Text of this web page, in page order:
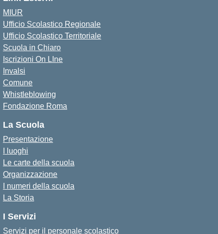
MIUR
Ufficio Scolastico Regionale
Ufficio Scolastico Territoriale
Scuola in Chiaro
Iscrizioni On LIne
Invalsi
Comune
Whistleblowing
Fondazione Roma
La Scuola
Presentazione
I luoghi
Le carte della scuola
Organizzazione
I numeri della scuola
La Storia
I Servizi
Servizi per il personale scolastico